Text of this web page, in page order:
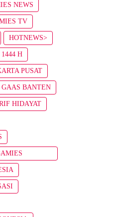
NEWS
TV
HOTNEWS>
H
PUSAT
BANTEN
HIDAYAT